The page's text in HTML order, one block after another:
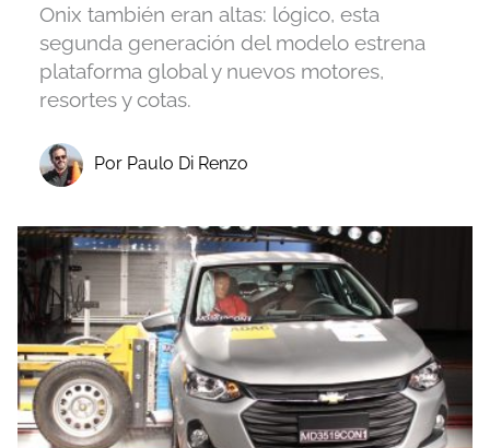
Onix también eran altas: lógico, esta
segunda generación del modelo estrena
plataforma global y nuevos motores,
resortes y cotas.
Por Paulo Di Renzo